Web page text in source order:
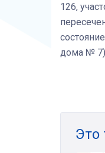
126,
дома №
Это